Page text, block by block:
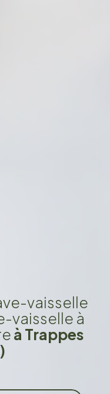
vaisselle
vaisselle à
à Trappes